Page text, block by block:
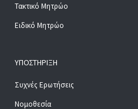
Τακτικό Μητρώο
Ειδικό Μητρώο
ΥΠΟΣΤΉΡΙΞΗ
Συχνές Ερωτήσεις
Νομοθεσία